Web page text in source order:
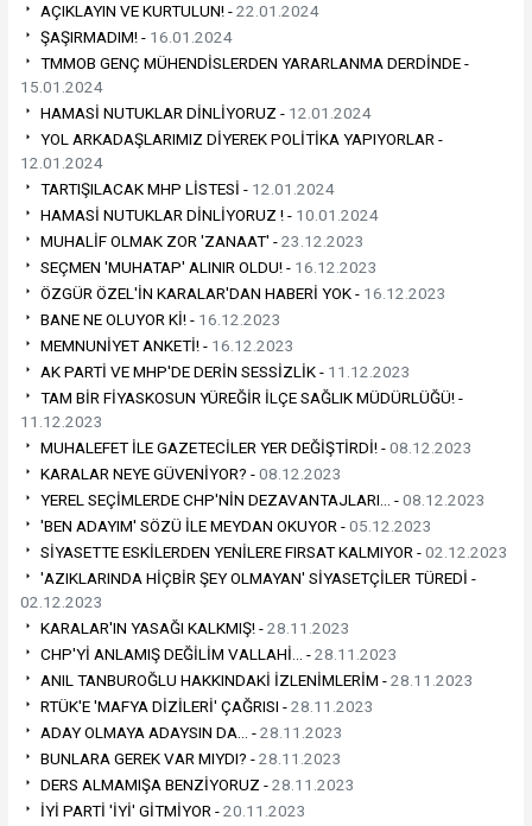
AÇIKLAYIN VE KURTULUN! -22.01.2024
ŞAŞIRMADIM! - 16.01.2024
TMMOB GENÇ MÜHENDİSLERDEN YARARLANMA DERDİNDE -
15.01.2024
HAMASİ NUTUKLAR DİNLİYORUZ - 12.01.2024
YOL ARKADAŞLARIMIZ DİYEREK POLİTİKA YAPIYORLAR -
12.01.2024
TARTIŞILACAK MHP LİSTESİ - 12.01.2024
HAMASİ NUTUKLAR DİNLİYORUZ ! - 10.01.2024
MUHALİF OLMAK ZOR 'ZANAAT' -23.12.2023
SEÇMEN 'MUHATAP' ALINIR OLDU! - 16.12.2023
ÖZGÜR ÖZEL'İN KARALAR'DAN HABERİ YOK - 16.12.2023
BANE NE OLUYOR Kİ! - 16.12.2023
MEMNUNİYET ANKETİ! - 16.12.2023
AK PARTİ VE MHP'DE DERİN SESSİZLİK - 11.12.2023
TAM BİR FİYASKOSUN YÜREĞİR İLÇE SAĞLIK MÜDÜRLÜĞÜ! -
11.12.2023
MUHALEFET İLE GAZETECİLER YER DEĞİŞTİRDİ! -08.12.2023
KARALAR NEYE GÜVENİYOR? -08.12.2023
YEREL SEÇİMLERDE CHP'NİN DEZAVANTAJLARI… -08.12.2023
'BEN ADAYIM' SÖZÜ İLE MEYDAN OKUYOR -05.12.2023
SİYASETTE ESKİLERDEN YENİLERE FIRSAT KALMIYOR -02.12.2023
'AZIKLARINDA HİÇBİR ŞEY OLMAYAN' SİYASETÇİLER TÜREDİ -
02.12.2023
KARALAR'IN YASAĞI KALKMIŞ! -28.11.2023
CHP'Yİ ANLAMIŞ DEĞİLİM VALLAHİ… -28.11.2023
ANIL TANBUROĞLU HAKKINDAKİ İZLENİMLERİM -28.11.2023
RTÜK'E 'MAFYA DİZİLERİ' ÇAĞRISI -28.11.2023
ADAY OLMAYA ADAYSIN DA… -28.11.2023
BUNLARA GEREK VAR MIYDI? -28.11.2023
DERS ALMAMIŞA BENZİYORUZ -28.11.2023
İYİ PARTİ 'İYİ' GİTMİYOR -20.11.2023